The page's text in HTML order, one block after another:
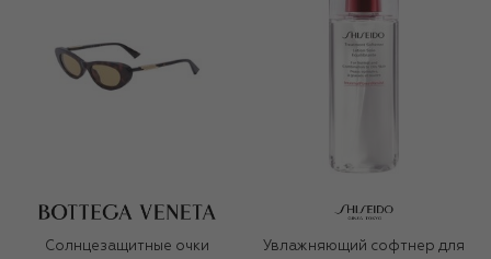
Солнцезащитные очки
Увлажняющий софтнер для